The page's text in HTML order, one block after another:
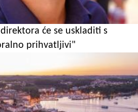
će se uskladiti s
prihvatljivi"